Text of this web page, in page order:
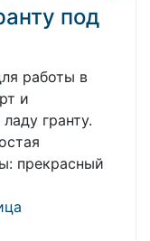
под
работы в
и
гранту.
прекрасный